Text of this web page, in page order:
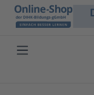
Zum Hauptinhalt